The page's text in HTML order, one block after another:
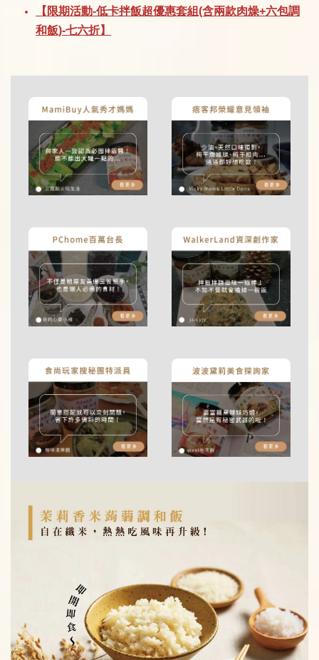
蒟蒻麵加價購
瀏覽全部
乾麵-蔥爆秘醬蒟蒻米線
NT$ 99
NT$ 119
- +
湯麵-蛤蜊海鮮蒟蒻白麵
NT$ 99
NT$ 119
- +
純蒟蒻麵加價購
【限期活動-低卡拌飯超優惠套組(含兩款肉燥+六包調
和飯)-七六折】